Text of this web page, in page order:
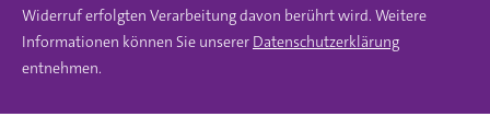
Widerruf erfolgten Verarbeitung davon berührt wird. Weitere
Informationen können Sie unserer Datenschutzerklärung
entnehmen.